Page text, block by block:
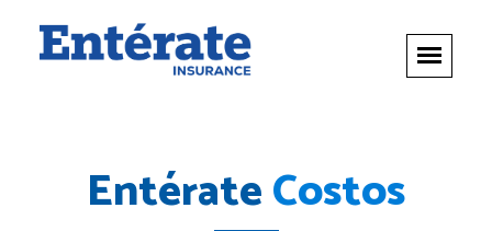
EntérateCostos